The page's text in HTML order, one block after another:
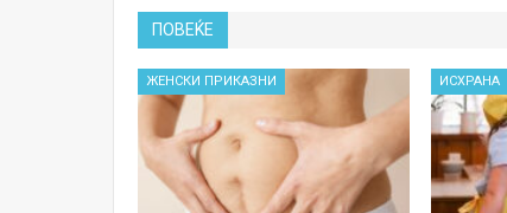
ПОВЕЌЕ
ЖЕНСКИ ПРИКАЗНИ ИСХРАНА